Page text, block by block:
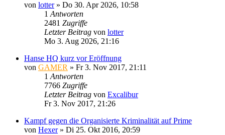
von lotter» Do 30. Apr 2026, 10:58
1 Antworten
2481 Zugriffe
Letzter Beitrag von lotter
Mo 3. Aug 2026, 21:16
Hanse HQ kurz vor Eröffnung
von GAMER » Fr 3. Nov 2017, 21:11
1 Antworten
7766 Zugriffe
Letzter Beitrag von Excalibur
Fr 3. Nov 2017, 21:26
Kampf gegen die Organisierte Kriminalität auf Prime
von Hexer» Di 25. Okt 2016, 20:59